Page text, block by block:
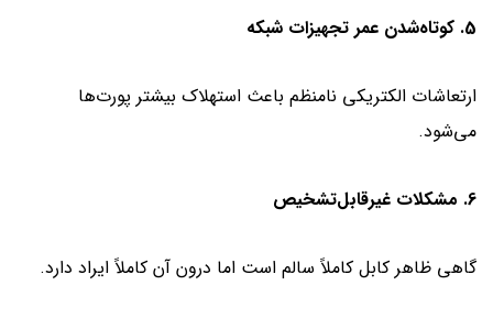
5. کوتاه‌شدن عمر تجهیزات شبکه
ارتعاشات الکتریکی نامنظم باعث استهلاک بیشتر پورت‌ها
می‌شود.
6. مشکلات غیرقابل‌تشخیص
گاهی ظاهر کابل کاملاً سالم است اما درون آن کاملاً ایراد دارد.